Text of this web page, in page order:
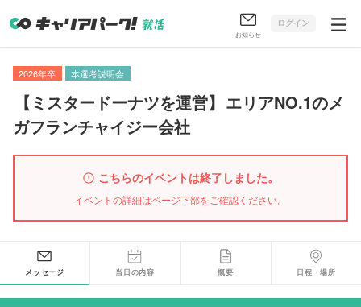
お知らせ
ログイン
2026年卒 本選考説明会
【ミスタードーナツを運営】 エリアNO.1のメ
ガフランチャイジー会社
こちらのイベントは終了しました。
イベントの詳細はページ下部をご確認ください。
メッセージ 当日の内容 概要 日程・場所